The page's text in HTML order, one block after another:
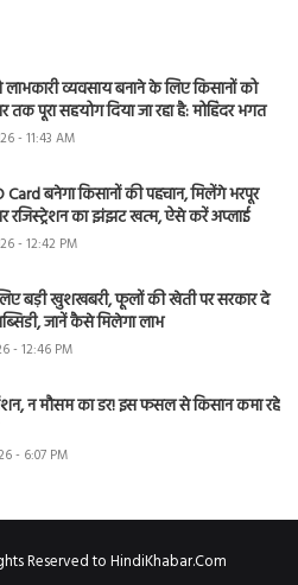
लाभकारी व्यवसाय बनाने के लिए किसानों को
तक पूरा सहयोग दिया जा रहा है: मोहिंदर भगत
- 11:43 AM
Card बनेगा किसानों की पहचान, मिलेंगे भरपूर
रजिस्ट्रेशन का झंझट खत्म, ऐसे करें अप्लाई
- 12:42 PM
बड़ी खुशखबरी, फूलों की खेती पर सरकार दे
जानें कैसे मिलेगा लाभ
- 12:46 PM
न मौसम का डर! इस फसल से किसान कमा रहे
- 6:07 PM
Reserved to HindiKhabar.Com